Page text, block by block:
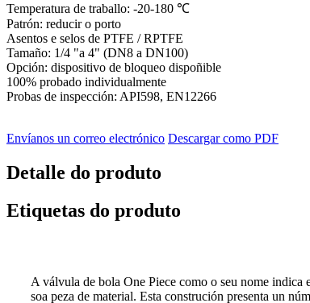
Temperatura de traballo: -20-180 ℃
Patrón: reducir o porto
Asentos e selos de PTFE / RPTFE
Tamaño: 1/4 "a 4" (DN8 a DN100)
Opción: dispositivo de bloqueo dispoñible
100% probado individualmente
Probas de inspección: API598, EN12266
Envíanos un correo electrónico Descargar como PDF
Detalle do produto
Etiquetas do produto
A válvula de bola One Piece como o seu nome indica
soa peza de material. Esta construción presenta un